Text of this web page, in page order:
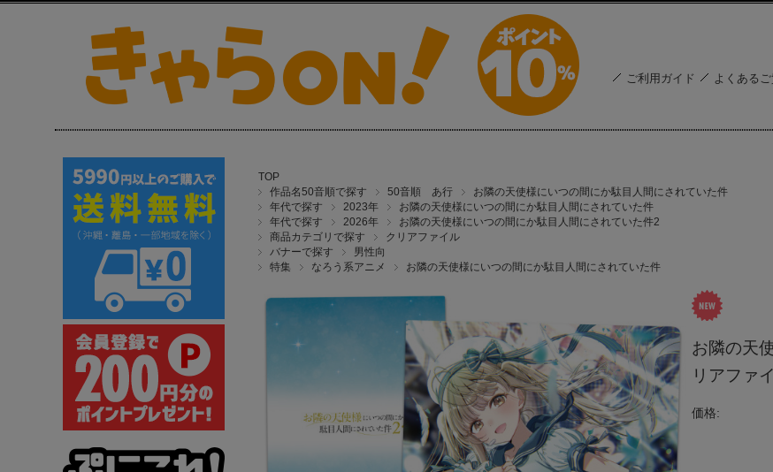
ご利用ガイド よくあるご
TOP
作品名50音順で探す
50音順 あ行
お隣の天使様にいつの間にか駄目人間にされていた件
年代で探す
2023年
お隣の天使様にいつの間にか駄目人間にされていた件
年代で探す
2026年
お隣の天使様にいつの間にか駄目人間にされていた件2
商品カテゴリで探す
クリアファイル
バナーで探す
男性向
特集
なろう系アニメ お隣の天使様にいつの間にか駄目人間にされていた件
お隣の天
リアファ
価格: